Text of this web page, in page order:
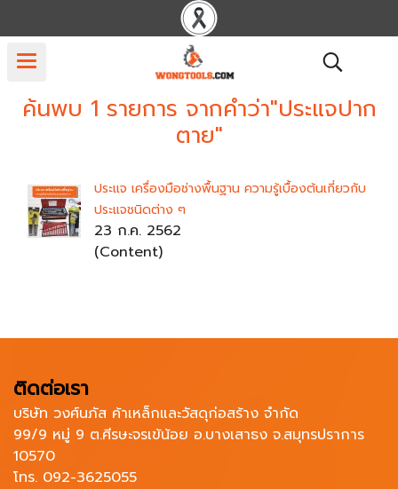
ค้นพบ 1 รายการ จากคำว่า"ประแจปาก
ตาย"
ประแจ เครื่องมือช่างพื้นฐาน ความรู้เบื้องต้นเกี่ยวกับ
ประแจชนิดต่าง ๆ
23 ก.ค. 2562
(Content)
ติดต่อเรา
บริษัท วงศ์นภัส ค้าเหล็กและวัสดุก่อสร้าง จำกัด
99/9 หมู่ 9 ต.ศีรษะจรเข้น้อย อ.บางเสาธง จ.สมุทรปราการ
10570
โทร. 092-3625055